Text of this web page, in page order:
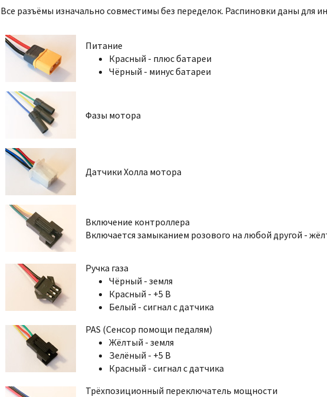
Все разъёмы изначально совместимы без переделок. Распиновки даны для
Питание
Красный - плюс батареи
Чёрный - минус батареи
Фазы мотора
Датчики Холла мотора
Включение контроллера
Включается замыканием розового на любой другой -
Ручка газа
Чёрный - земля
Красный - +5 В
Белый - сигнал с датчика
PAS (Сенсор помощи педалям)
Жёлтый - земля
Зелёный - +5 В
Красный - сигнал с датчика
Трёхпозиционный переключатель мощности